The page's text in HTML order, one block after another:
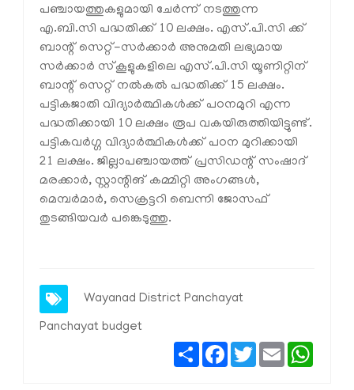
പഞ്ചായത്തുകളുമായി ചേര്‍ന്ന് നടത്തുന്ന
എ.ബി.സി പദ്ധതിക്ക് 10 ലക്ഷം. എസ്.പി.സി ക്ക്
ബാന്റ് സെറ്റ്-സര്‍ക്കാര്‍ അനുമതി ലഭ്യമായ
സര്‍ക്കാര്‍ സ്‌കൂളുകളിലെ എസ്.പി.സി യൂണിറ്റിന്
ബാന്റ് സെറ്റ് നല്‍കല്‍ പദ്ധതിക്ക് 15 ലക്ഷം.
പട്ടികജാതി വിദ്യാര്‍ത്ഥികള്‍ക്ക് പഠനമുറി എന്ന
പദ്ധതിക്കായി 10 ലക്ഷം രൂപ വകയിരുത്തിയിട്ടുണ്ട്.
പട്ടികവര്‍ഗ്ഗ വിദ്യാര്‍ത്ഥികള്‍ക്ക് പഠന മുറിക്കായി
21 ലക്ഷം. ജില്ലാപഞ്ചായത്ത് പ്രസിഡന്റ് സംഷാദ്
മരക്കാര്‍, സ്റ്റാന്റിങ് കമ്മിറ്റി അംഗങ്ങള്‍,
മെമ്പര്‍മാര്‍, സെക്രട്ടറി ബെന്നി ജോസഫ്
തുടങ്ങിയവര്‍ പങ്കെടുത്തു.
Wayanad District Panchayat
Panchayat budget
ShareFacebook
TwitterEmail